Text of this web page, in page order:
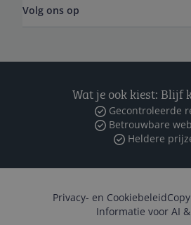
Volg ons op
Wat je ook kiest: Blijf
Gecontroleerde
Betrouwbare
Heldere
Privacy- en Cookiebeleid
Informatie voor AI &